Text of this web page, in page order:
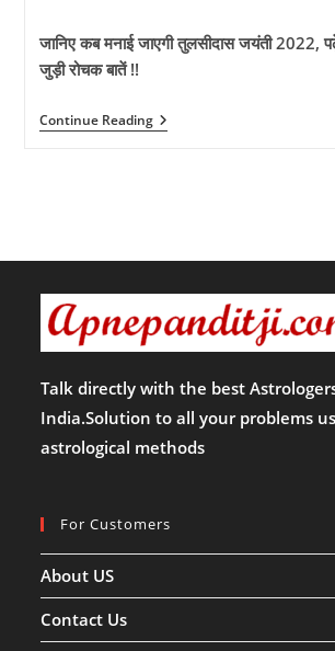
जानिए कब मनाई जाएगी तुलसीदास जयंती 2022,
जुड़ी रोचक बातें !!
Continue Readingजानिए
कब
उनके
से
जुड़ी
रोचक
बातें
￼
Talk directly with the best
India.Solution to all your problems
astrological methods
For Customers
About US
Contact Us